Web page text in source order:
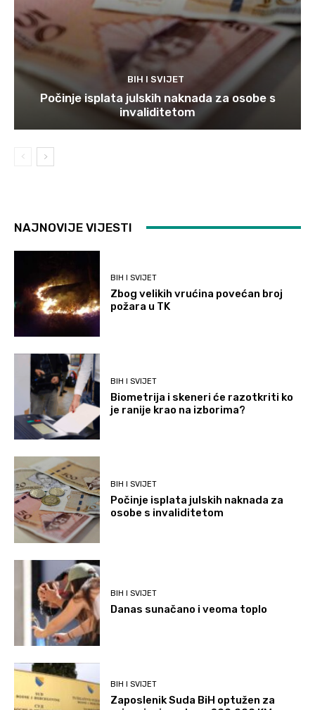
BIH I SVIJET
Počinje isplata julskih naknada za osobe s
invaliditetom
NAJNOVIJE VIJESTI
BIH I SVIJET
Zbog velikih vrućina povećan broj
požara u TK
BIH I SVIJET
Biometrija i skeneri će razotkriti ko
je ranije krao na izborima?
BIH I SVIJET
Počinje isplata julskih naknada za
osobe s invaliditetom
BIH I SVIJET
Danas sunačano i veoma toplo
BIH I SVIJET
Zaposlenik Suda BiH optužen za